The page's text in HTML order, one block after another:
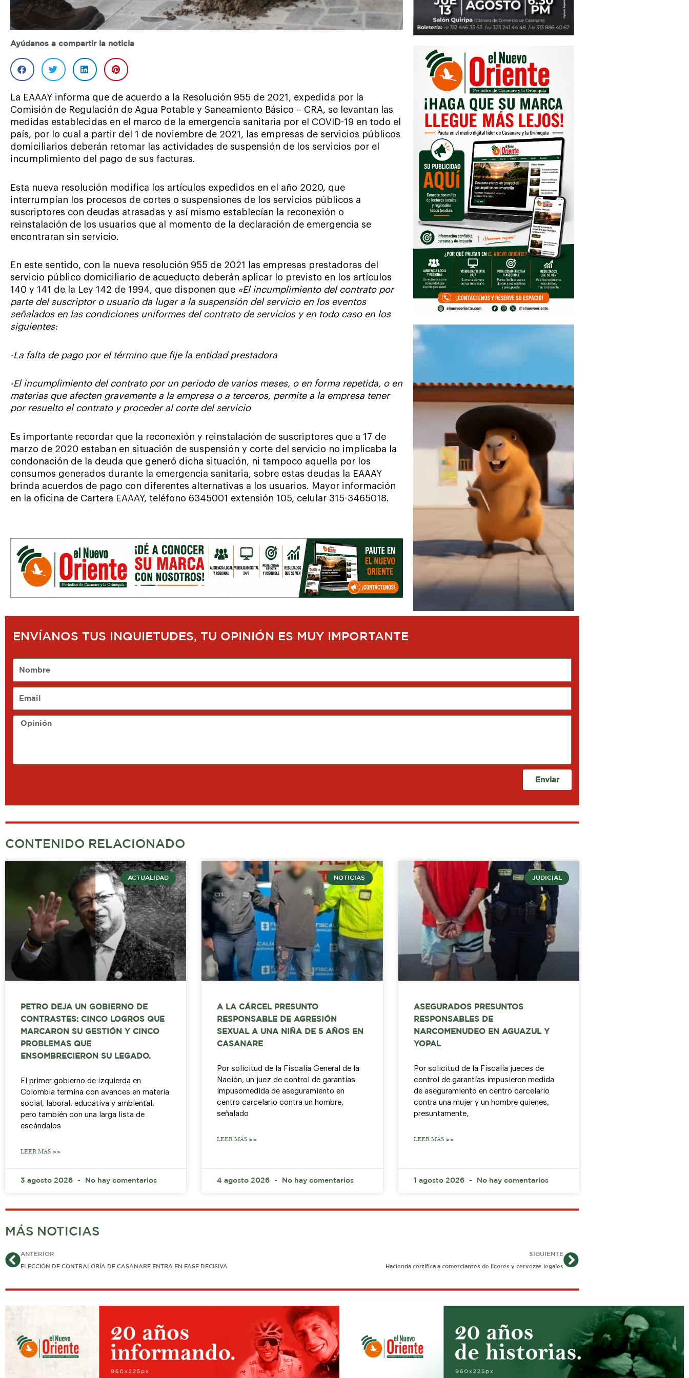
Ayúdanos a compartir la noticia
La EAAAY informa que de acuerdo a la Resolución 955 de 2021, expedida por la
Comisión de Regulación de Agua Potable y Saneamiento Básico – CRA, se levantan las
medidas establecidas en el marco de la emergencia sanitaria por el COVID-19 en todo el
país, por lo cual a partir del 1 de noviembre de 2021, las empresas de servicios públicos
domiciliarios deberán retomar las actividades de suspensión de los servicios por el
incumplimiento del pago de sus facturas.
Esta nueva resolución modifica los artículos expedidos en el año 2020, que
interrumpían los procesos de cortes o suspensiones de los servicios públicos a
suscriptores con deudas atrasadas y así mismo establecían la reconexión o
reinstalación de los usuarios que al momento de la declaración de emergencia se
encontraran sin servicio.
En este sentido, con la nueva resolución 955 de 2021 las empresas prestadoras del
servicio público domiciliario de acueducto deberán aplicar lo previsto en los artículos
140 y 141 de la Ley 142 de 1994, que disponen que «El incumplimiento del contrato por
parte del suscriptor o usuario da lugar a la suspensión del servicio en los eventos
señalados en las condiciones uniformes del contrato de servicios y en todo caso en los
siguientes:
-La falta de pago por el término que fije la entidad prestadora
-El incumplimiento del contrato por un periodo de varios meses, o en forma repetida, o en
materias que afecten gravemente a la empresa o a terceros, permite a la empresa tener
por resuelto el contrato y proceder al corte del servicio
Es importante recordar que la reconexión y reinstalación de suscriptores que a 17 de
marzo de 2020 estaban en situación de suspensión y corte del servicio no implicaba la
condonación de la deuda que generó dicha situación, ni tampoco aquella por los
consumos generados durante la emergencia sanitaria, sobre estas deudas la EAAAY
brinda acuerdos de pago con diferentes alternativas a los usuarios. Mayor información
en la oficina de Cartera EAAAY, teléfono 6345001 extensión 105, celular 315-3465018.
ENVÍANOS TUS INQUIETUDES, TU OPINIÓN ES MUY IMPORTANTE
Opinión
Enviar
CONTENIDO RELACIONADO
ACTUALIDAD
PETRO DEJA UN GOBIERNO DE
CONTRASTES: CINCO LOGROS QUE
MARCARON SU GESTIÓN Y CINCO
PROBLEMAS QUE
ENSOMBRECIERON SU LEGADO.
El primer gobierno de izquierda en
Colombia termina con avances en materia
social, laboral, educativa y ambiental,
pero también con una larga lista de
escándalos
LEER MÁS >>
3 agosto 2026 No hay comentarios
NOTICIAS
A LA CÁRCEL PRESUNTO
RESPONSABLE DE AGRESIÓN
SEXUAL A UNA NIÑA DE 5 AÑOS EN
CASANARE
Por solicitud de la Fiscalía General de la
Nación, un juez de control de garantías
impusomedida de aseguramiento en
centro carcelario contra un hombre,
señalado
LEER MÁS >>
4 agosto 2026 No hay comentarios
JUDICIAL
ASEGURADOS PRESUNTOS
RESPONSABLES DE
NARCOMENUDEO EN AGUAZUL Y
YOPAL
Por solicitud de la Fiscalía jueces de
control de garantías impusieron medida
de aseguramiento en centro carcelario
contra una mujer y un hombre quienes,
presuntamente,
LEER MÁS >>
1 agosto 2026 No hay comentarios
MÁS NOTICIAS
AntANTERIOR
ELECCIÓN DE CONTRALORÍA DE CASANARE ENTRA EN FASE DECISIVA
SIGUIENTE
Hacienda certifica a comerciantes de licores y cervezas legales
Siguiente